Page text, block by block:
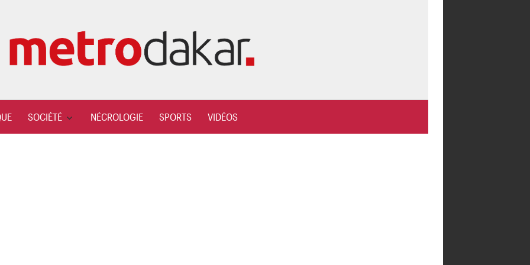
SOCIÉTÉ NÉCROLOGIE SPORTS VIDÉOS